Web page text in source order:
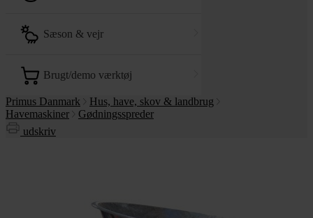
sæson & vejr
brugt/demo værktøj
Primus Danmark
Hus, have, skov & landbrug
Havemaskiner
Gødningsspreder
udskriv